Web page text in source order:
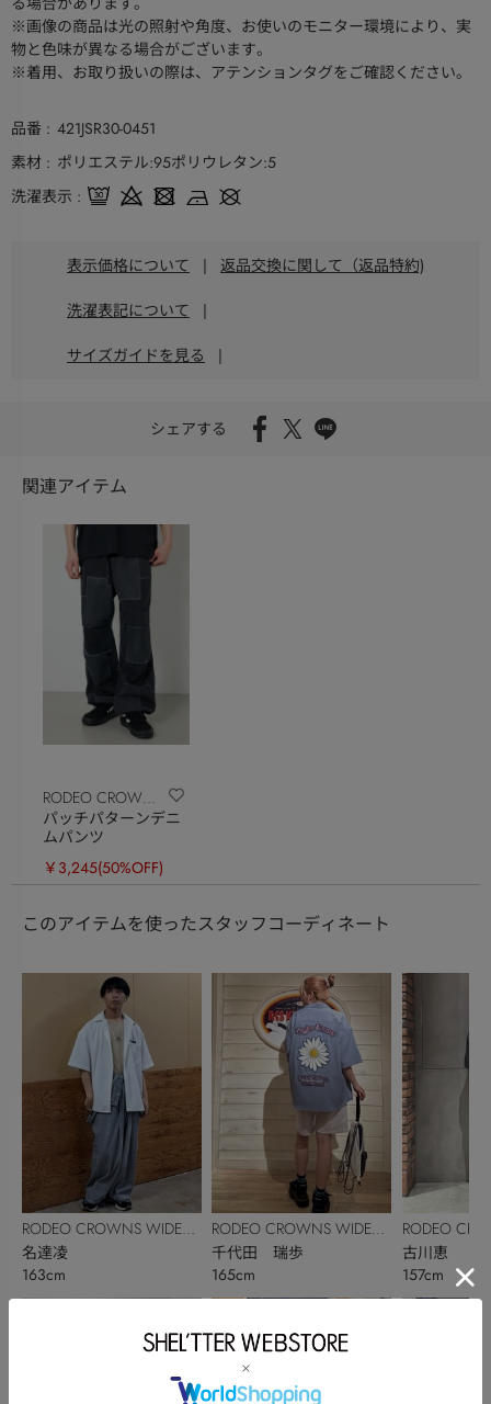
※画像の商品は光の照射や角度、お使いのモニター環境により、実
物と色味が異なる場合がございます。
※着用、お取り扱いの際は、アテンションタグをご確認ください。
品番
421JSR30-0451
素材
ポリエステル:95ポリウレタン:5
洗濯表示
表示価格について | 返品交換に関して（返品特約)
洗濯表記について |
サイズガイドを見る |
シェアする
関連アイテム
RODEO CROWNS
WIDE BOWL
パッチパターンデニ
ムパンツ
￥3,245(50%OFF)
このアイテムを使ったスタッフコーディネート
RODEO CROWNS WIDE
BOWL
名達凌
163cm
RODEO CROWNS WIDE
BOWL
千代田 瑞歩
165cm
RODEO
BOWL
古川恵
157cm